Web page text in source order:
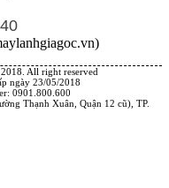
All right reserved
ngày 23/05/2018
0901.800.600
Thạnh Xuân, Quận 12 cũ), TP.